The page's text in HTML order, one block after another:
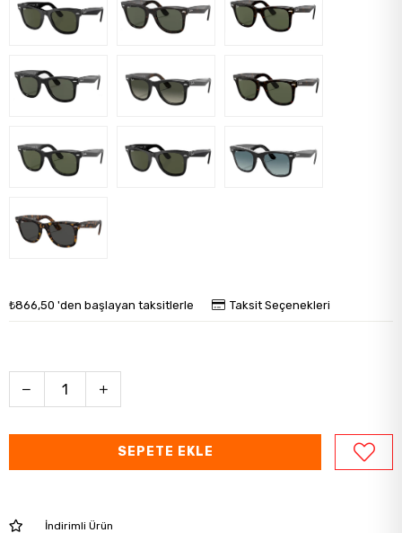
₺866,50 'den başlayan taksitlerle Taksit Seçenekleri
İndirimli Ürün